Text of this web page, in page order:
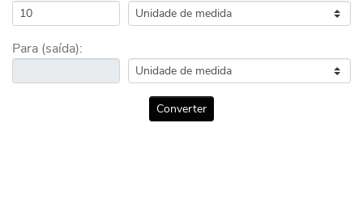
Para (saída):
Converter